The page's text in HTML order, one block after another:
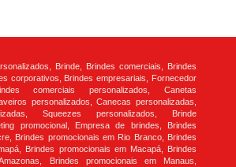
Brinde, Brindes comerciais, Brindes
corporativos, Brindes empresariais, Fornecedor
comerciais personalizados, Canetas
personalizados, Canecas personalizadas,
Squeezes personalizados, Brinde
promocional, Empresa de brindes, Brindes
Brindes promocionais em Rio Branco, Brindes
Brindes promocionais em Macapá, Brindes
Brindes promocionais em Manaus,